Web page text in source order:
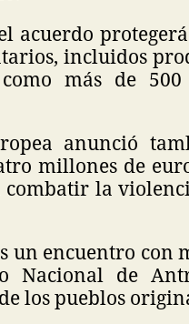
acuerdo
incluidos
más de 500
anunció
millones de
combatir la
un encuentro con
Nacional de
los pueblos